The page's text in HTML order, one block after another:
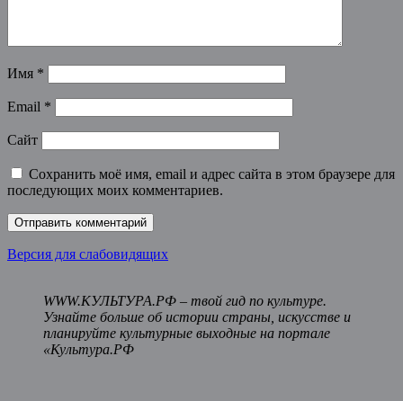
Имя *
Email *
Сайт
Сохранить моё имя, email и адрес сайта в этом браузере для
последующих моих комментариев.
Версия для слабовидящих
WWW.КУЛЬТУРА.РФ – твой гид по культуре.
Узнайте больше об истории страны, искусстве и
планируйте культурные выходные на портале
«Культура.РФ